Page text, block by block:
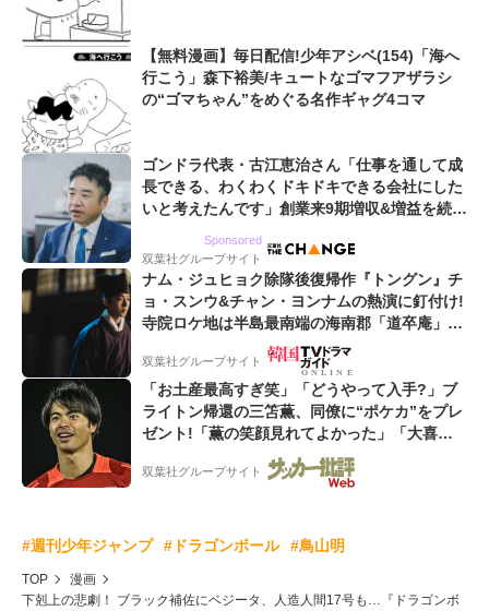
【無料漫画】毎日配信!少年アシベ(154)「海へ
行こう」森下裕美/キュートなゴマフアザラシ
の“ゴマちゃん”をめぐる名作ギャグ4コマ
ゴンドラ代表・古江恵治さん「仕事を通して成
長できる、わくわくドキドキできる会社にした
いと考えたんです」創業来9期増収&増益を続け
Sponsored
双葉社グループサイト
ナム・ジュヒョク除隊後復帰作『トングン』チ
ョ・スンウ&チャン・ヨンナムの熱演に釘付け!
寺院ロケ地は半島最南端の海南郡「道卒庵」
【韓ドラから始める韓国旅行】
双葉社グループサイト
「お土産最高すぎ笑」「どうやって入手?」ブ
ライトン帰還の三笘薫、同僚に“ポケカ”をプレ
ゼント!「薫の笑顔見れてよかった」「大喜び
のリュテル可愛すぎ」
双葉社グループサイト
#週刊少年ジャンプ #ドラゴンボール #鳥山明
TOP
漫画
下剋上の悲劇！ ブラック補佐にベジータ、人造人間17号も…『ドラゴンボ